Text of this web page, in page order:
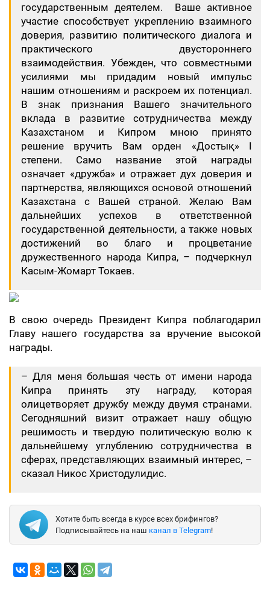
государственным деятелем. Ваше активное
участие способствует укреплению взаимного
доверия, развитию политического диалога и
практического двустороннего
взаимодействия. Убежден, что совместными
усилиями мы придадим новый импульс
нашим отношениям и раскроем их потенциал.
В знак признания Вашего значительного
вклада в развитие сотрудничества между
Казахстаном и Кипром мною принято
решение вручить Вам орден «Достық» I
степени. Само название этой награды
означает «дружба» и отражает дух доверия и
партнерства, являющихся основой отношений
Казахстана с Вашей страной. Желаю Вам
дальнейших успехов в ответственной
государственной деятельности, а также новых
достижений во благо и процветание
дружественного народа Кипра, – подчеркнул
Касым-Жомарт Токаев.
В свою очередь Президент Кипра поблагодарил
Главу нашего государства за вручение высокой
награды.
– Для меня большая честь от имени народа
Кипра принять эту награду, которая
олицетворяет дружбу между двумя странами.
Сегодняшний визит отражает нашу общую
решимость и твердую политическую волю к
дальнейшему углублению сотрудничества в
сферах, представляющих взаимный интерес, –
сказал Никос Христодулидис.
Хотите быть всегда в курсе всех брифингов?
Подписывайтесь на наш канал в Telegram!